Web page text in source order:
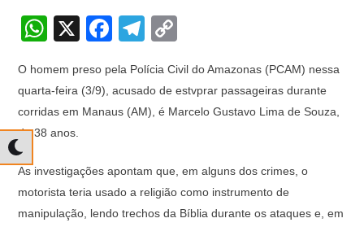
W
at
s
A
p
X
F
c
e
o
k
T
e
gr
p
y
k
O homem preso pela Polícia Civil do Amazonas (PCAM) nessa
quarta-feira (3/9), acusado de estvprar passageiras durante
corridas em Manaus (AM), é Marcelo Gustavo Lima de Souza,
de 38 anos.
As investigações apontam que, em alguns dos crimes, o
motorista teria usado a religião como instrumento de
manipulação, lendo trechos da Bíblia durante os ataques e, em